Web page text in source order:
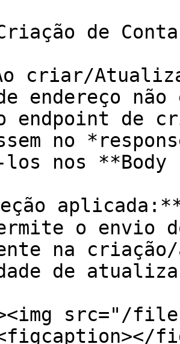
de
criar/
endereço
endpoint de
no
nos **Body
o envio
na
de
src="/files/